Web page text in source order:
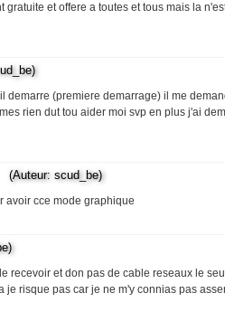
et offere a toutes et tous mais la
(premiere demarrage) il me
rien dut tou aider moi svp en plus j'ai
scud_be)
avoir cce mode graphique
recevoir et don pas de cable reseaux le
risque pas car je ne m'y connias pas